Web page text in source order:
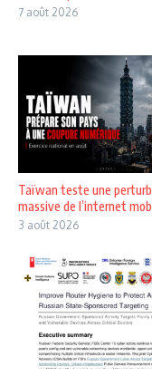
7 août 2026
Taïwan teste une
massive de l’internet
3 août 2026